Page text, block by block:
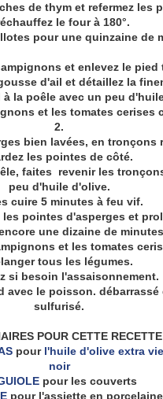
de thym et refermez les
le four à 180°.
pour une quinzaine de
et enlevez le pied
d'ail et détaillez la
à la poêle avec un peu
et les tomates cerises
2.
bien lavées, en tronçons
les pointes de côté.
faites revenir les
peu d'huile d'olive.
cuire 5 minutes à feu vif.
les pointes d'asperges et
une dizaine de
et les tomates
tous les légumes.
si besoin l'assaisonnement.
avec le poisson. débarrassé
sulfurisé.
POUR CETTE RECETTE
pourl'huile d'olive extra
noir
pour les couverts
pour l'assiette en